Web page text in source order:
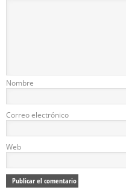
Nombre
Correo electrónico
Web